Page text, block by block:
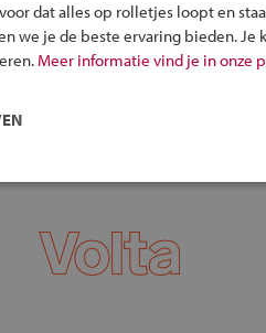
Inschrijven?
Alle informatie om
dat alles op rolletjes loopt en
we je de beste ervaring bieden.
Meer informatie vind je in onze